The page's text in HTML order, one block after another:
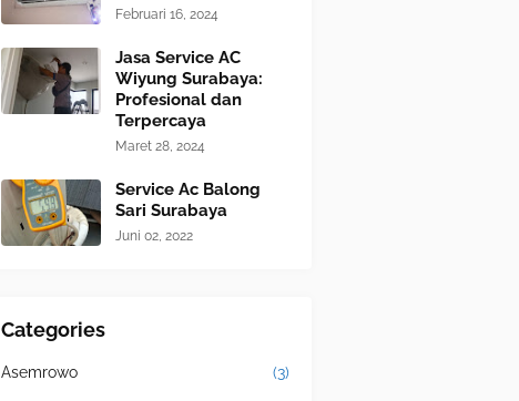
Februari 16, 2024
Jasa Service AC
Wiyung Surabaya:
Profesional dan
Terpercaya
Maret 28, 2024
Service Ac Balong
Sari Surabaya
Juni 02, 2022
Categories
Asemrowo (3)